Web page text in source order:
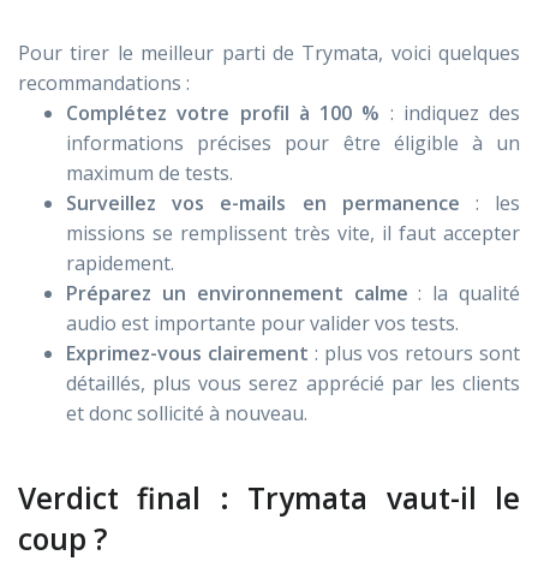
Pour tirer le meilleur parti de Trymata, voici quelques
recommandations :
Complétez votre profil à 100 % : indiquez des
informations précises pour être éligible à un
maximum de tests.
Surveillez vos e-mails en permanence : les
missions se remplissent très vite, il faut accepter
rapidement.
Préparez un environnement calme : la qualité
audio est importante pour valider vos tests.
Exprimez-vous clairement : plus vos retours sont
détaillés, plus vous serez apprécié par les clients
et donc sollicité à nouveau.
Verdict final : Trymata vaut-il le
coup ?